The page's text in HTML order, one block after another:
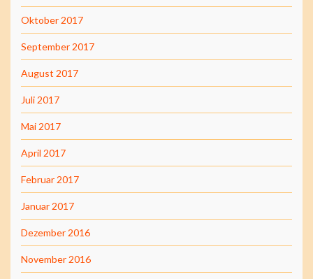
Oktober 2017
September 2017
August 2017
Juli 2017
Mai 2017
April 2017
Februar 2017
Januar 2017
Dezember 2016
November 2016